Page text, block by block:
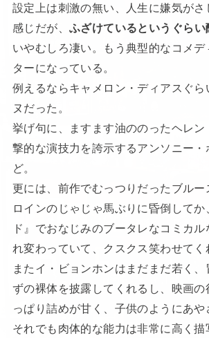
設定上は刺激の無い、人生に嫌気がさ
感じだが、 ふざけているというぐらい
いやむしろ凄い。もう典型的なコメデ
ターになっている。
例えるならキャメロン・ディアスぐら
ヌだった。
挙げ句に、ますます油ののったヘレ
撃的な演技力を誇示するアンソニー・
ど。
更には、前作でむっつりだったブルー
ロインのじゃじゃ馬ぶりに昏倒してか
ド』でおなじみのブータレなコミカル
れ変わっていて、クスクス笑わせてく
またイ・ビョンホンはまだまだ若く
ずの裸体を披露してくれるし、映画
っぱり詰めが甘く、子供のようにあや
それでも肉体的な能力は非常に高く